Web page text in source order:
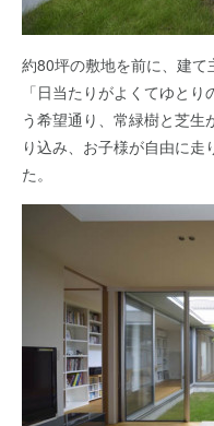
約80坪の敷地を前に、建て
「日当たりがよくてゆと
う希望通り、常緑樹と芝生
り込み、お子様が自由に
た。